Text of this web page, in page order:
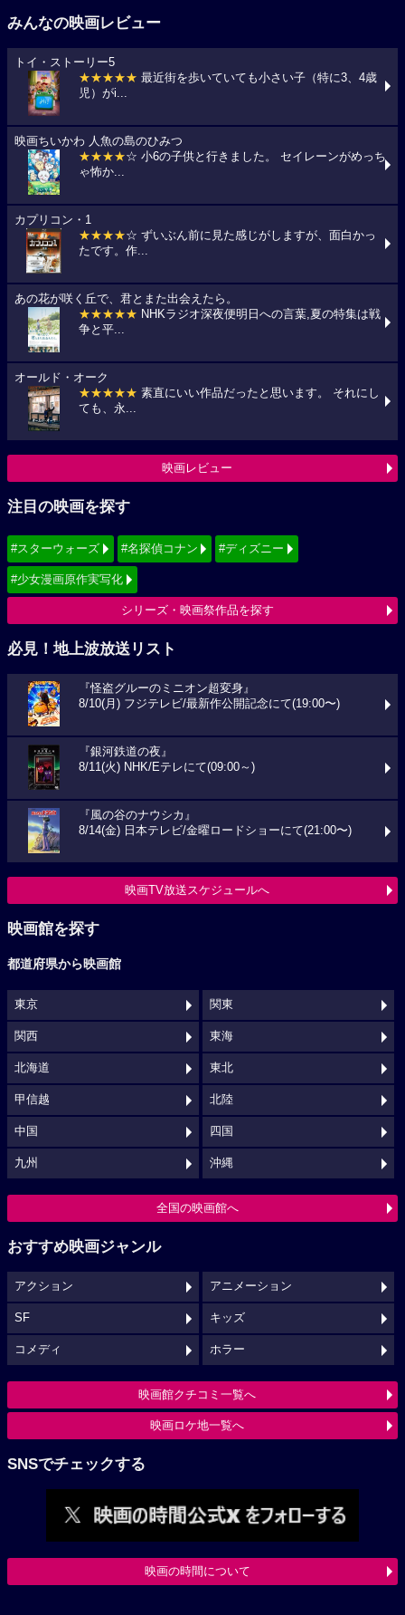
みんなの映画レビュー
トイ・ストーリー5
★★★★★ 最近街を歩いていても小さい子（特に3、4歳
児）がi...
映画ちいかわ 人魚の島のひみつ
★★★★☆ 小6の子供と行きました。 セイレーンがめっち
ゃ怖か...
カプリコン・1
★★★★☆ ずいぶん前に見た感じがしますが、面白かっ
たです。作...
あの花が咲く丘で、君とまた出会えたら。
★★★★★ NHKラジオ深夜便明日への言葉,夏の特集は戦
争と平...
オールド・オーク
★★★★★ 素直にいい作品だったと思います。 それにし
ても、永...
映画レビュー
注目の映画を探す
#スターウォーズ #名探偵コナン #ディズニー
#少女漫画原作実写化
シリーズ・映画祭作品を探す
必見！地上波放送リスト
『怪盗グルーのミニオン超変身』
8/10(月) フジテレビ/最新作公開記念にて(19:00〜)
『銀河鉄道の夜』
8/11(火) NHK/Eテレにて(09:00～)
『風の谷のナウシカ』
8/14(金) 日本テレビ/金曜ロードショーにて(21:00〜)
映画TV放送スケジュールへ
映画館を探す
都道府県から映画館
東京 関東
関西 東海
北海道 東北
甲信越 北陸
中国 四国
九州 沖縄
全国の映画館へ
おすすめ映画ジャンル
アクション アニメーション
SF キッズ
コメディ ホラー
映画館クチコミ一覧へ
映画ロケ地一覧へ
SNSでチェックする
映画の時間について